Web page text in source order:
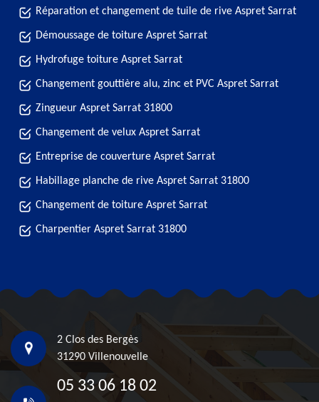
Réparation et changement de tuile de rive Aspret Sarrat
Démoussage de toiture Aspret Sarrat
Hydrofuge toiture Aspret Sarrat
Changement gouttière alu, zinc et PVC Aspret Sarrat
Zingueur Aspret Sarrat 31800
Changement de velux Aspret Sarrat
Entreprise de couverture Aspret Sarrat
Habillage planche de rive Aspret Sarrat 31800
Changement de toiture Aspret Sarrat
Charpentier Aspret Sarrat 31800
2 Clos des Bergès
31290 Villenouvelle
05 33 06 18 02